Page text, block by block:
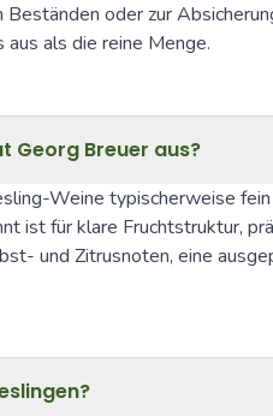
oder zur
als die reine Menge.
Georg Breuer aus?
Weine typischerweise
für klare Fruchtstruktur,
und Zitrusnoten, eine